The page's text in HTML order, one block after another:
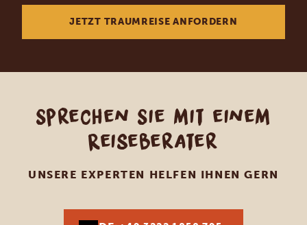
JETZT TRAUMREISE ANFORDERN
Sprechen Sie mit einem
Reiseberater
UNSERE EXPERTEN HELFEN IHNEN GERN